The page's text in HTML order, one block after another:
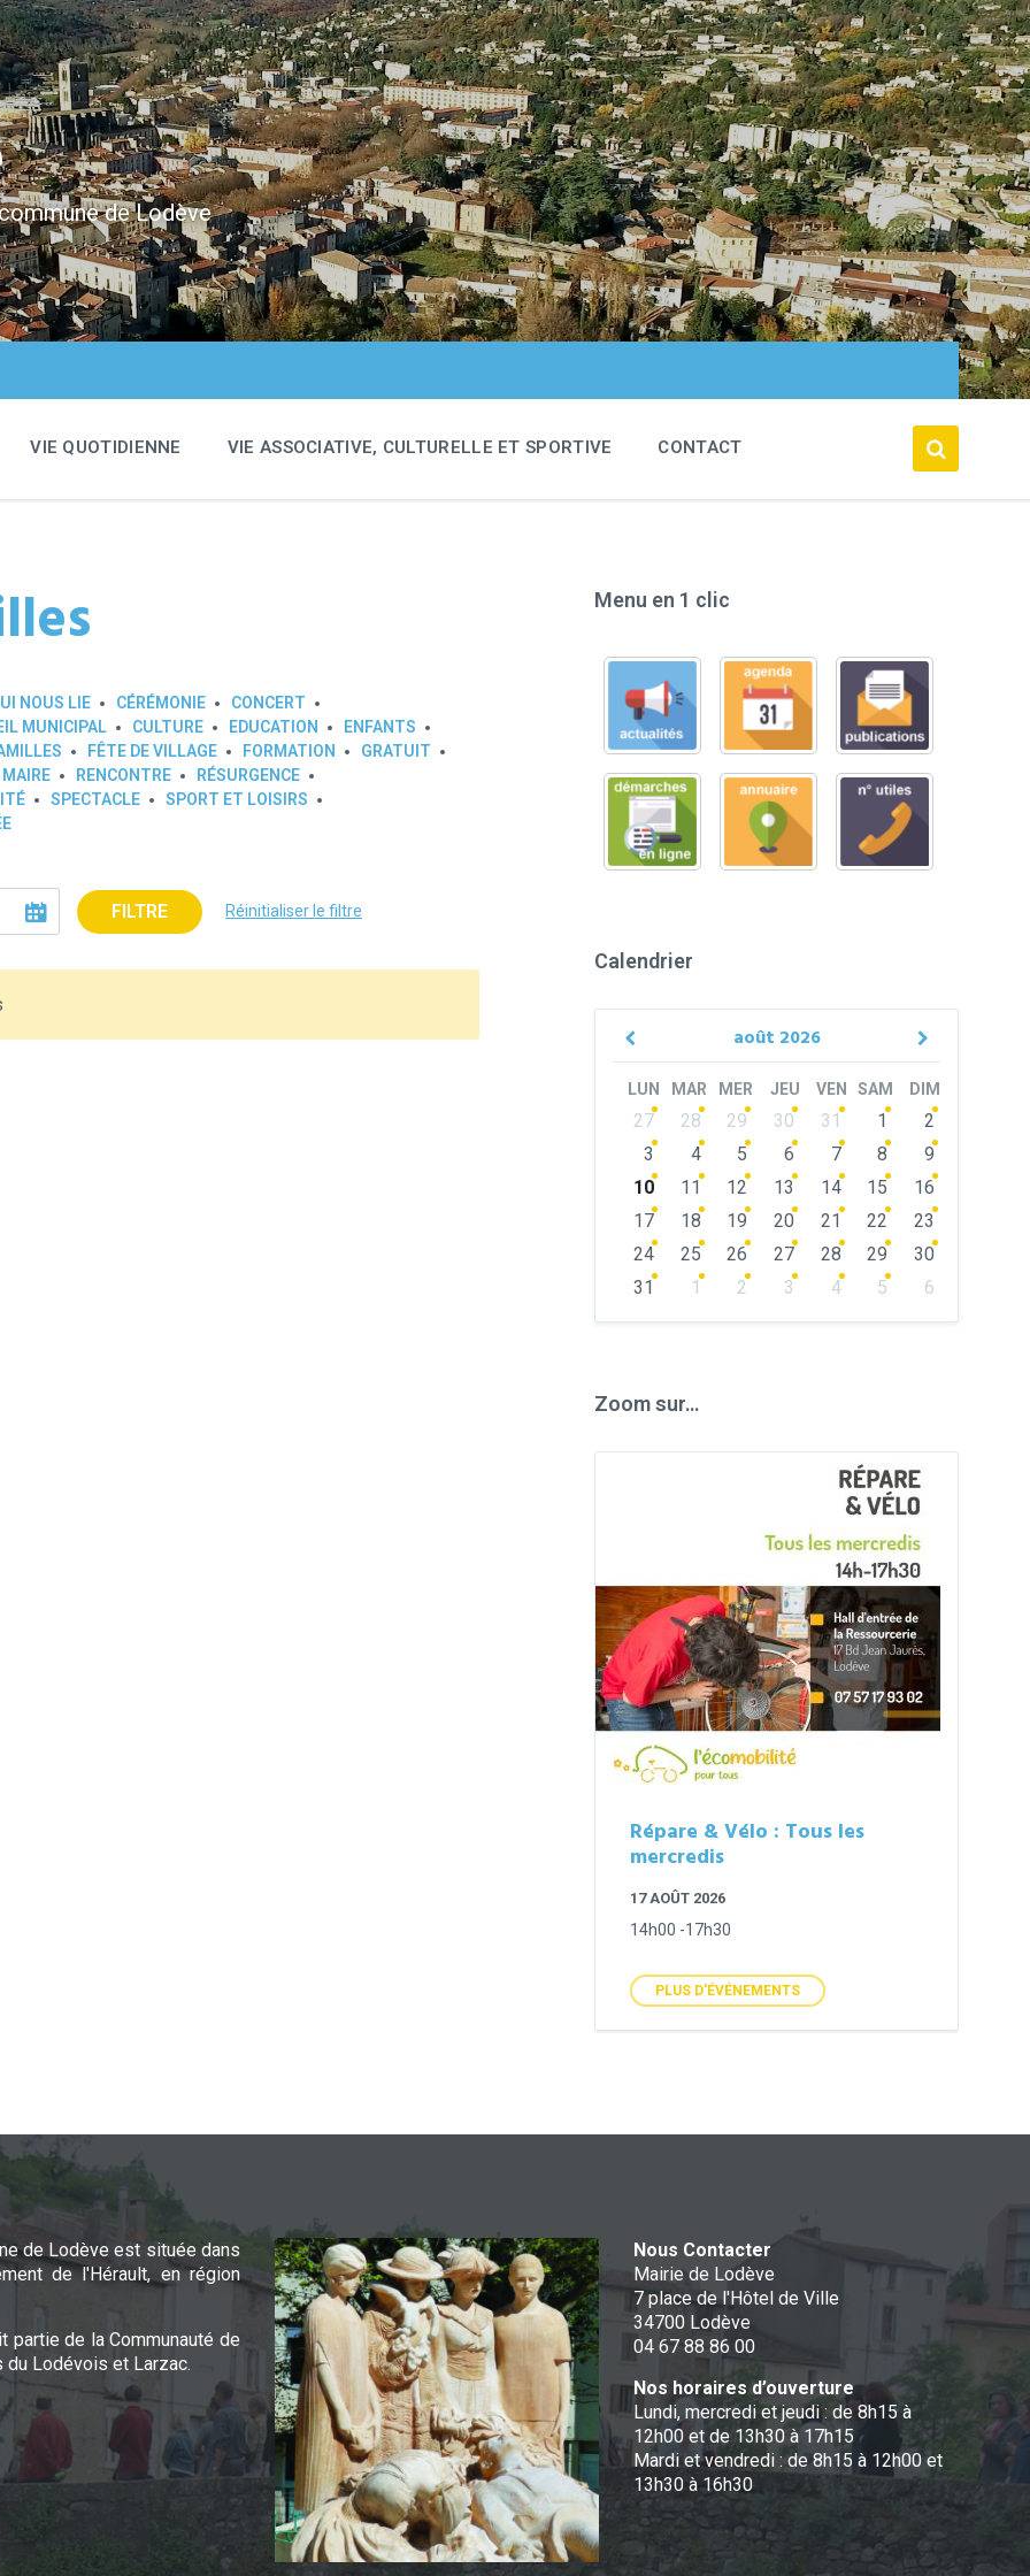
de Lodève
VIE QUOTIDIENNE VIE ASSOCIATIVE, CULTURELLE ET SPORTIVE CONTACT
NOUS LIE CÉRÉMONIE
CONCERT
MUNICIPAL CULTURE EDUCATION
ENFANTS
FÊTE DE VILLAGE FORMATION
GRATUIT
MAIRE RENCONTRE
RÉSURGENCE
SPECTACLE
SPORT ET LOISIRS
FILTRE Réinitialiser le filtre
Menu en 1 clic
Calendrier
août 2026
Previous
Next
LUN MAR MER JEU VEN SAM DIM
Skip
calendar
days
27 28 29 30 31 1
2
3
4 5 6 7 8
9
10
11 12 13 14 15
16
17
18 19 20 21 22
23
24
25 26 27 28 29
30
31
1 2 3 4 5
6
Zoom sur…
Répare & Vélo : Tous les
mercredis
17 AOÛT 2026
14h00 -17h30
PLUS D'ÉVÉNEMENTS
de Lodève est située dans
de l'Hérault, en région
partie de la Communauté de
du Lodévois et Larzac.
Nous Contacter
Mairie de Lodève
7 place de l'Hôtel de Ville
34700 Lodève
04 67 88 86 00
Nos horaires d’ouverture
Lundi, mercredi et jeudi : de 8h15 à
12h00 et de 13h30 à 17h15
Mardi et vendredi : de 8h15 à 12h00 et
13h30 à 16h30